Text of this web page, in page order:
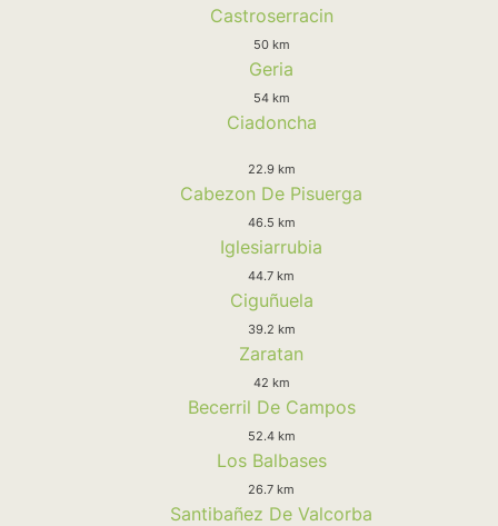
Castroserracin
50 km
Geria
54 km
Ciadoncha
22.9 km
Cabezon De Pisuerga
46.5 km
Iglesiarrubia
44.7 km
Ciguñuela
39.2 km
Zaratan
42 km
Becerril De Campos
52.4 km
Los Balbases
26.7 km
Santibañez De Valcorba